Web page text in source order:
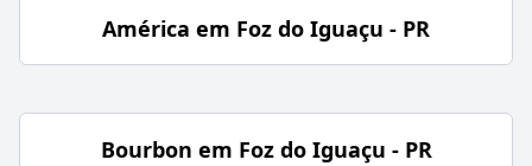
América em Foz do Iguaçu - PR
Bourbon em Foz do Iguaçu - PR